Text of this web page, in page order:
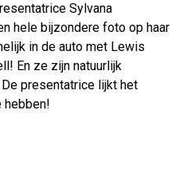
Sylvana
hele bijzondere foto op haar
in de auto met Lewis
En ze zijn natuurlijk
presentatrice lijkt het
hebben!